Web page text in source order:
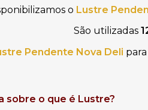
o Lustre
São utilizadas
Pendente Nova Deli
sobre o que é Lustre?